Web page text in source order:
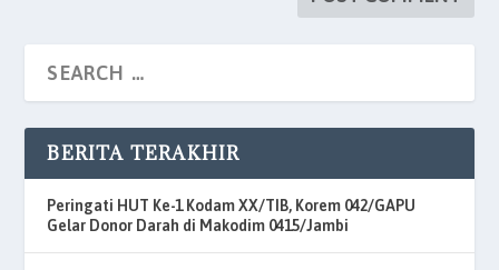
BERITA TERAKHIR
Peringati HUT Ke-1 Kodam XX/TIB, Korem 042/GAPU
Gelar Donor Darah di Makodim 0415/Jambi